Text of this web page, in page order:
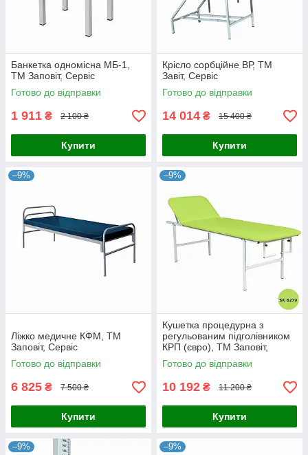
Банкетка одномісна МБ-1,
ТМ Заповіт, Сервіс
Готово до відправки
1 911 ₴ 2 100 ₴
Купити
Крісло сорбційне ВР, ТМ
Завіт, Сервіс
Готово до відправки
14 014 ₴ 15 400 ₴
Купити
–9%
Ліжко медичне КФМ, ТМ
Заповіт, Сервіс
Готово до відправки
6 825 ₴ 7 500 ₴
Купити
–9%
Кушетка процедурна з
регульованим підголівником
КРП (євро), ТМ Заповіт,
Сервіс
Готово до відправки
10 192 ₴ 11 200 ₴
Купити
–9% –9%